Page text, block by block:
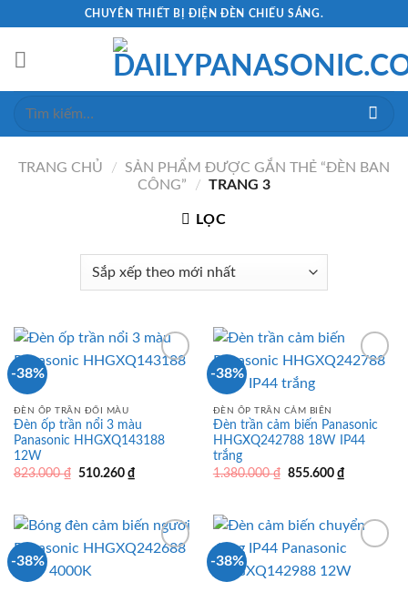
content
CHUYÊN THIẾT BỊ ĐIỆN ĐÈN CHIẾU SÁNG.
Tìm
TRANG CHỦ / SẢN PHẨM ĐƯỢC GẮN THẺ “ĐÈN BAN
CÔNG”
/ TRANG 3
LỌC
-38%
ĐÈN ỐP TRẦN ĐỔI MÀU
Đèn ốp trần nổi 3 màu
Panasonic HHGXQ143188
12W
823.000₫ Giá
510.260 ₫Giá
hiện
510.260 ₫.
-38%
ĐÈN ỐP TRẦN CẢM BIẾN
Đèn trần cảm biến Panasonic
HHGXQ242788 18W IP44
trắng
1.380.000₫ Giá
855.600 ₫Giá
hiện
855.600 ₫.
-38% -38%